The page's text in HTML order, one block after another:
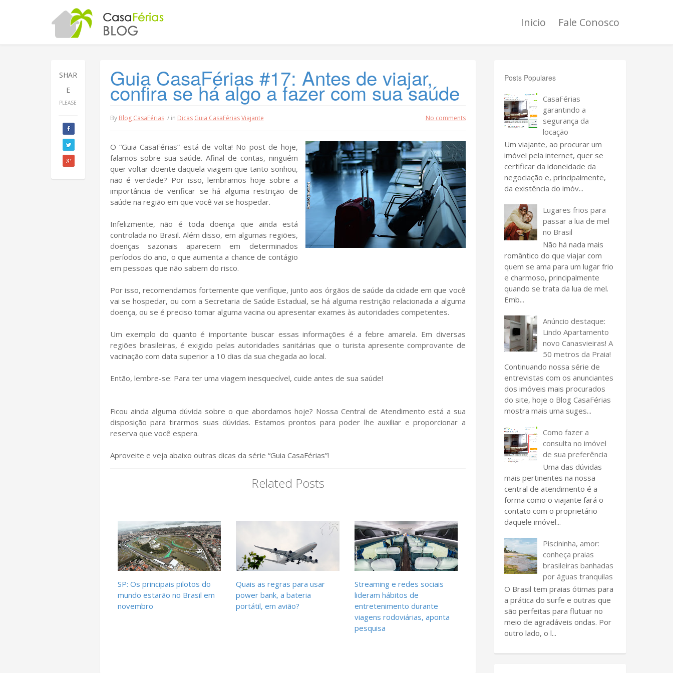
Inicio Fale Conosco
SHAR
E
PLEASE
Guia CasaFérias #17: Antes de viajar,
confira se há algo a fazer com sua saúde
By Blog CasaFérias / in Dicas Guia CasaFérias Viajante No comments
O “Guia CasaFérias” está de volta! No post de hoje,
falamos sobre sua saúde. Afinal de contas, ninguém
quer voltar doente daquela viagem que tanto sonhou,
não é verdade? Por isso, lembramos hoje sobre a
importância de verificar se há alguma restrição de
saúde na região em que você vai se hospedar.
Infelizmente, não é toda doença que ainda está
controlada no Brasil. Além disso, em algumas regiões,
doenças sazonais aparecem em determinados
períodos do ano, o que aumenta a chance de contágio
em pessoas que não sabem do risco.
Por isso, recomendamos fortemente que verifique, junto aos órgãos de saúde da cidade em que você
vai se hospedar, ou com a Secretaria de Saúde Estadual, se há alguma restrição relacionada a alguma
doença, ou se é preciso tomar alguma vacina ou apresentar exames às autoridades competentes.
Um exemplo do quanto é importante buscar essas informações é a febre amarela. Em diversas
regiões brasileiras, é exigido pelas autoridades sanitárias que o turista apresente comprovante de
vacinação com data superior a 10 dias da sua chegada ao local.
Então, lembre-se: Para ter uma viagem inesquecível, cuide antes de sua saúde!
Ficou ainda alguma dúvida sobre o que abordamos hoje? Nossa Central de Atendimento está a sua
disposição para tirarmos suas dúvidas. Estamos prontos para poder lhe auxiliar e proporcionar a
reserva que você espera.
Aproveite e veja abaixo outras dicas da série “Guia CasaFérias”!
Related Posts
SP: Os principais pilotos do
mundo estarão no Brasil em
novembro
Quais as regras para usar
power bank, a bateria
portátil, em avião?
Streaming e redes sociais
lideram hábitos de
entretenimento durante
viagens rodoviárias, aponta
pesquisa
Posts Populares
CasaFérias
garantindo a
segurança da
locação
Um viajante, ao procurar um
imóvel pela internet, quer se
certificar da idoneidade da
negociação e, principalmente,
da existência do imóv...
Lugares frios para
passar a lua de mel
no Brasil
Não há nada mais
romântico do que viajar com
quem se ama para um lugar frio
e charmoso, principalmente
quando se trata da lua de mel.
Emb...
Anúncio destaque:
Lindo Apartamento
novo Canasvieiras! A
50 metros da Praia!
Continuando nossa série de
entrevistas com os anunciantes
dos imóveis mais procurados
do site, hoje o Blog CasaFérias
mostra mais uma suges...
Como fazer a
consulta no imóvel
de sua preferência
Uma das dúvidas
mais pertinentes na nossa
central de atendimento é a
forma como o viajante fará o
contato com o proprietário
daquele imóvel...
Piscininha, amor:
conheça praias
brasileiras banhadas
por águas tranquilas
O Brasil tem praias ótimas para
a prática do surfe e outras que
são perfeitas para flutuar no
meio de agradáveis ondas. Por
outro lado, o l...